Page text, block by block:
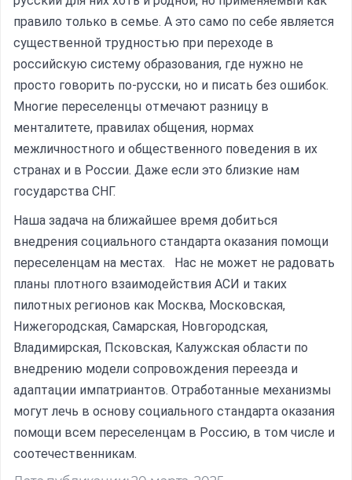
правило только в семье. А это само по себе является
существенной трудностью при переходе в
российскую систему образования, где нужно не
просто говорить по-русски, но и писать без ошибок.
Многие переселенцы отмечают разницу в
менталитете, правилах общения, нормах
межличностного и общественного поведения в их
странах и в России. Даже если это близкие нам
государства СНГ.
Наша задача на ближайшее время добиться
внедрения социального стандарта оказания помощи
переселенцам на местах. Нас не может не радовать
планы плотного взаимодействия АСИ и таких
пилотных регионов как Москва, Московская,
Нижегородская, Самарская, Новгородская,
Владимирская, Псковская, Калужская области по
внедрению модели сопровождения переезда и
адаптации импатриантов. Отработанные механизмы
могут лечь в основу социального стандарта оказания
помощи всем переселенцам в Россию, в том числе и
соотечественникам.
в трудоустройстве
заявку и мы подберем вам доступные варианты
в интересующей вас локации
Ваше имя
Профессия